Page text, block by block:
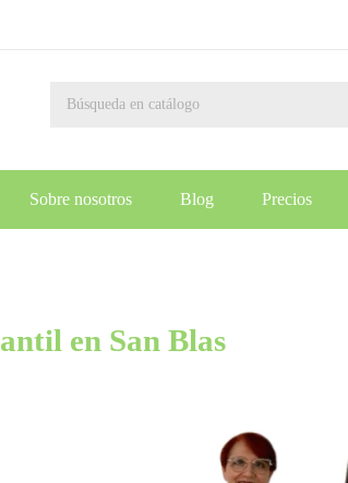
Sobre nosotros Blog Precios
en San Blas